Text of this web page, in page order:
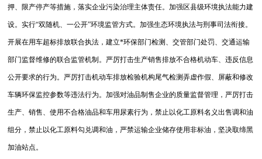
押、限产停产等措施，落实企业污染治理主体责任。加强区县级环境执法能力建
设。实行“双随机、一公开”环境监管方式。加强生态环境执法与刑事司法衔接。
开展在用车超标排放联合执法，建立*环保部门检测、交管部门处罚、交通运输
部门监督维修的联合监管机制。严厉打击生产销售排放不合格机动车、违反信息
公开要求的行为。严厉打击机动车排放检验机构尾气检测弄虚作假、屏蔽和修改
车辆环保监控参数等违法行为。加强对油品制售企业的质量监督管理，严厉打击
生产、销售、使用不合格油品和车用尿素行为，禁止以化工原料名义出售调和油
组分，禁止以化工原料勾兑调和油，严禁运输企业储存使用非标油，坚决取缔黑
加油站点。